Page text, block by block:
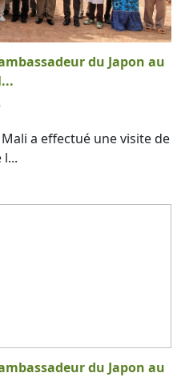
du Japon au
a effectué une visite de
l...
du Japon au